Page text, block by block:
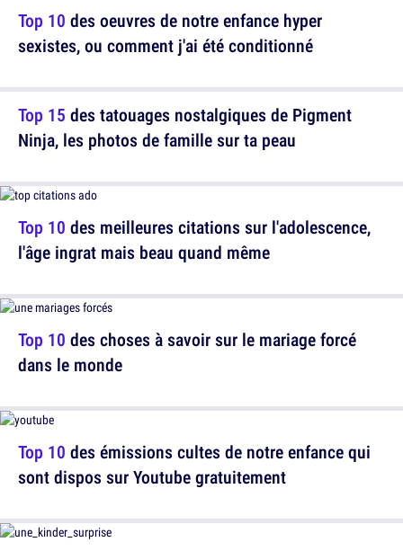
Top 10 des oeuvres de notre enfance hyper
sexistes, ou comment j'ai été conditionné
Top 10 des meilleures citations sur l'adolescence,
l'âge ingrat mais beau quand même
Top 10 des émissions cultes de notre enfance qui
sont dispos sur Youtube gratuitement
Top 15 des tatouages nostalgiques de Pigment
Ninja, les photos de famille sur ta peau
Top 10 des choses à savoir sur le mariage forcé
dans le monde